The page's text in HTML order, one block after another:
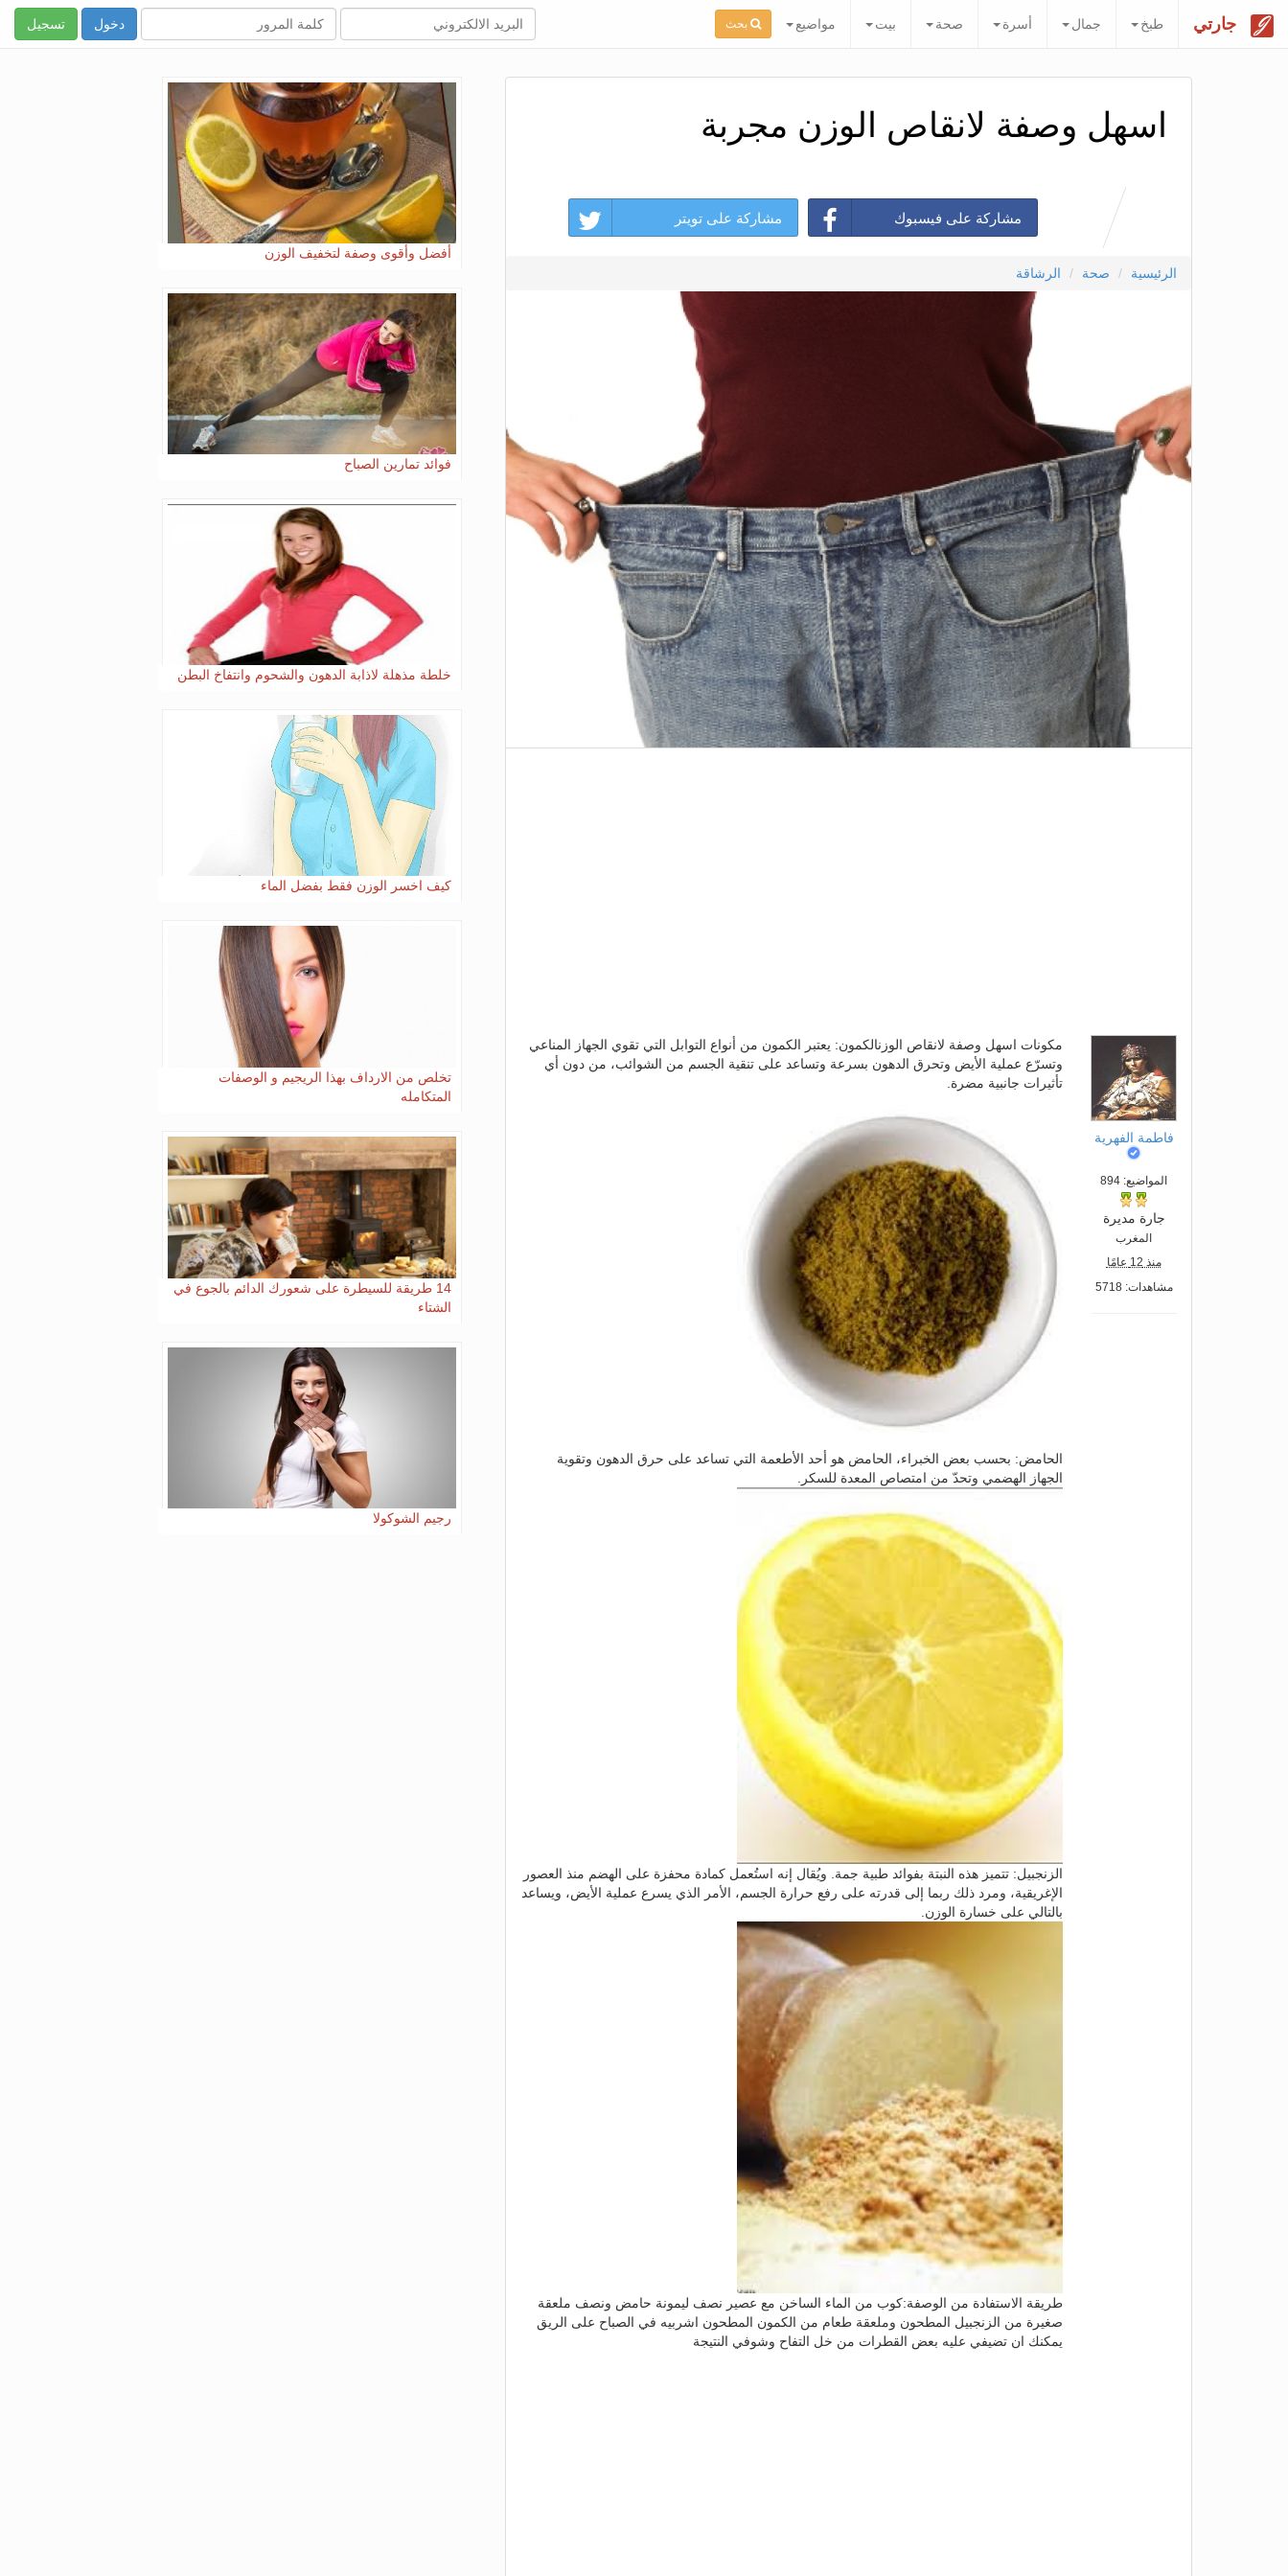
جارتي طبخ جمال أسرة صحة بيت مواضيع بحث تسجيل
اسهل وصفة لانقاص الوزن مجربة
مشاركة على فيسبوك مشاركة على تويتر
الرئيسية صحة الرشاقة
فاطمة الفهرية
المواضيع: 894
جارة مديرة
المغرب
منذ 12 عامًا
مشاهدات: 5718
مكونات اسهل وصفة لانقاص الوزنالكمون: يعتبر الكمون من أنواع التوابل التي تقوي الجهاز المناعي
وتسرّع عملية الأيض وتحرق الدهون بسرعة وتساعد على تنقية الجسم من الشوائب، من دون أي
تأثيرات جانبية مضرة.
الحامض: بحسب بعض الخبراء، الحامض هو أحد الأطعمة التي تساعد على حرق الدهون وتقوية
الجهاز الهضمي وتحدّ من امتصاص المعدة للسكر.
الزنجبيل: تتميز هذه النبتة بفوائد طبية جمة. ويُقال إنه استُعمل كمادة محفزة على الهضم منذ العصور
الإغريقية، ومرد ذلك ربما إلى قدرته على رفع حرارة الجسم، الأمر الذي يسرع عملية الأيض، ويساعد
بالتالي على خسارة الوزن.
طريقة الاستفادة من الوصفة:كوب من الماء الساخن مع عصير نصف ليمونة حامض ونصف ملعقة
صغيرة من الزنجبيل المطحون وملعقة طعام من الكمون المطحون اشربيه في الصباح على الريق
يمكنك ان تضيفي عليه بعض القطرات من خل التفاح وشوفي النتيجة
أفضل وأقوى وصفة لتخفيف الوزن
فوائد تمارين الصباح
خلطة مذهلة لاذابة الدهون والشحوم وانتفاخ البطن
كيف اخسر الوزن فقط بفضل الماء
تخلص من الارداف بهذا الريجيم و الوصفات
المتكامله
14 طريقة للسيطرة على شعورك الدائم بالجوع في
الشتاء
رجيم الشوكولا